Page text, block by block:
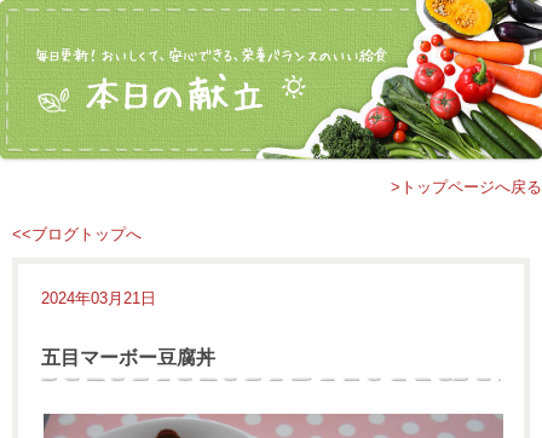
>トップページへ戻る
<<ブログトップへ
2024年03月21日
五目マーボー豆腐丼